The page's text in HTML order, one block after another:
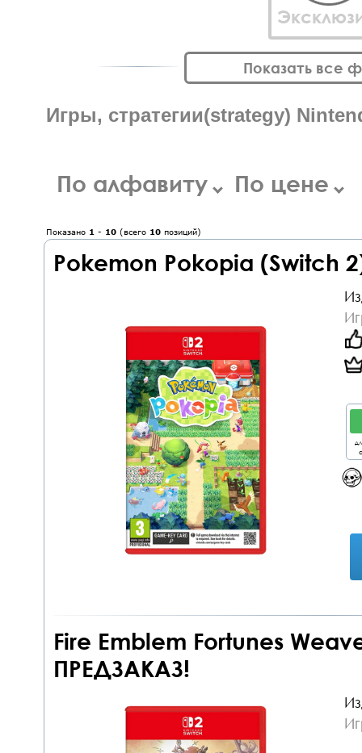
Показать все
Игры, стратегии(strategy)
По алфавиту По цене
Показано 1 - 10 (всего 10 позиций)
Pokemon Pokopia (Switch
Fire Emblem Fortunes
ПРЕДЗАКАЗ!